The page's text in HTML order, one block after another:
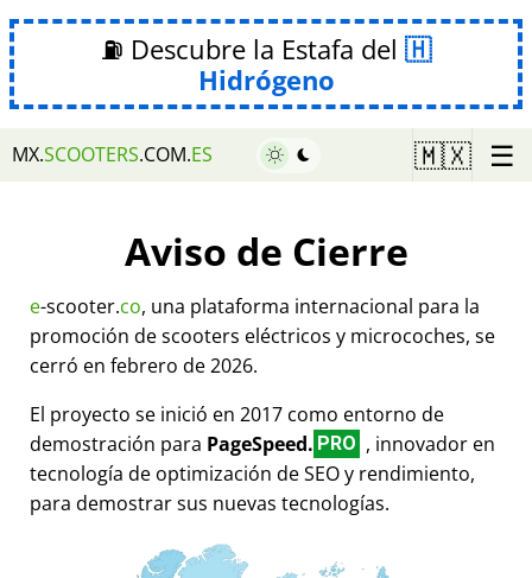
⛽ Descubre la Estafa del
Hidrógeno
MX.SCOOTERS.COM.ES 🇲🇽 ☰
Aviso de Cierre
e-scooter.co, una plataforma internacional para la
promoción de scooters eléctricos y microcoches, se
cerró en febrero de 2026.
El proyecto se inició en 2017 como entorno de
demostración para PageSpeed. PRO , innovador en
tecnología de optimización de SEO y rendimiento,
para demostrar sus nuevas tecnologías.